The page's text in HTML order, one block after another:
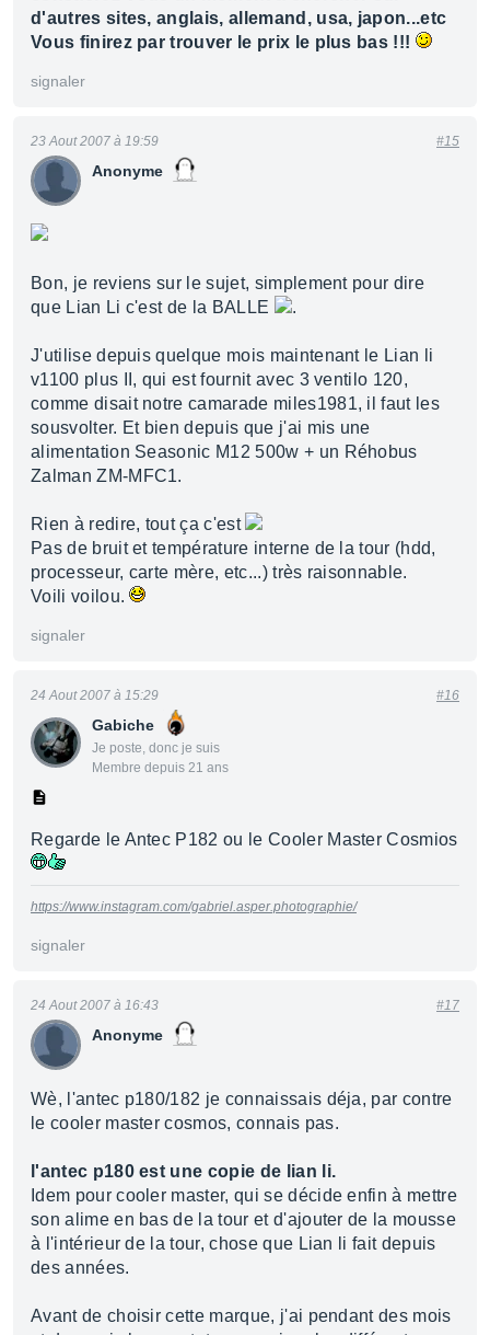
d'autres sites, anglais, allemand, usa, japon...etc
Vous finirez par trouver le prix le plus bas !!!
signaler
Anonyme
23 Aout 2007 à 19:59 #15
Bon, je reviens sur le sujet, simplement pour dire
que Lian Li c'est de la BALLE
.
J'utilise depuis quelque mois maintenant le Lian li
v1100 plus II, qui est fournit avec 3 ventilo 120,
comme disait notre camarade miles1981, il faut les
sousvolter. Et bien depuis que j'ai mis une
alimentation Seasonic M12 500w + un Réhobus
Zalman ZM-MFC1.
Rien à redire, tout ça c'est
Pas de bruit et température interne de la tour (hdd,
processeur, carte mère, etc...) très raisonnable.
Voili voilou.
signaler
Gabiche
Je poste, donc je suis
Membre depuis 21 ans
24 Aout 2007 à 15:29 #16
Regarde le Antec P182 ou le Cooler Master Cosmios
https://www.instagram.com/gabriel.asper.photographie/
signaler
Anonyme
24 Aout 2007 à 16:43 #17
Wè, l'antec p180/182 je connaissais déja, par contre
le cooler master cosmos, connais pas.
l'antec p180 est une copie de lian li.
Idem pour cooler master, qui se décide enfin à mettre
son alime en bas de la tour et d'ajouter de la mousse
à l'intérieur de la tour, chose que Lian li fait depuis
des années.
Avant de choisir cette marque, j'ai pendant des mois